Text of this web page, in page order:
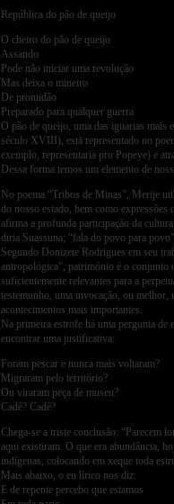
República do pão de queijo
O cheiro do pão de queijo
Assando
Pode não iniciar uma revolução
Mas deixa o mineiro
De prontidão
Preparado para qualquer guerra
O pão de queijo, uma das iguarias mais
século XVIII), está representado no
exemplo, representaria pro Popeye) e
Dessa forma temos um elemento de
No poema “Tribos de Minas”, Merije
do nosso estado, bem como
afirma a profunda participação da
diria Suassuna; “fala do povo para povo”.
Segundo Donizete Rodrigues em seu
antropológica”, património é o conjunto
suficientemente relevantes para a
testemunho, uma invocação, ou melhor,
acontecimentos mais importantes.
Na primeira estrofe há uma pergunta de
encontrar uma justificativa:
Foram pescar e nunca mais voltaram?
Migraram pelo território?
Ou viraram peça de museu?
Cadê? Cadê?
Chega-se a triste conclusão: “Parecem
aqui existiram. O que era abundância,
indígenas, colocando em xeque toda
Mais abaixo, o eu lírico nos diz:
E de repente percebo que estamos